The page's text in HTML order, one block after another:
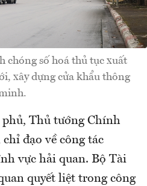
chóng số hoá thủ tục xuất
xây dựng cửa khẩu thông
Thủ tướng Chính
đạo về công tác
vực hải quan. Bộ Tài
quyết liệt trong công